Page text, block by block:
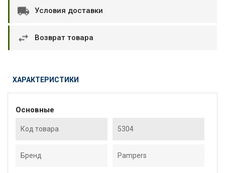
Условия доставки
Возврат товара
ХАРАКТЕРИСТИКИ
Основные
Код товара 5304
Бренд Pampers